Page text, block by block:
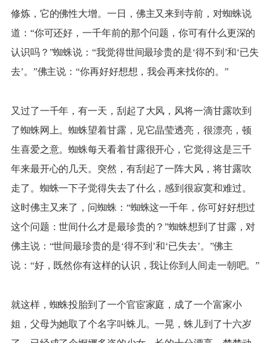
修炼，它的佛性大增。一日，佛主又来到寺前，对蜘蛛说
道：“你可还好，一千年前的那个问题，你可有什么更深的
认识吗？”蜘蛛说：“我觉得世间最珍贵的是‘得不到’和‘已失
去’。”佛主说：“你再好好想想，我会再来找你的。”
又过了一千年，有一天，刮起了大风，风将一滴甘露吹到
了蜘蛛网上。蜘蛛望着甘露，见它晶莹透亮，很漂亮，顿
生喜爱之意。蜘蛛每天看着甘露很开心，它觉得这是三千
年来最开心的几天。突然，有刮起了一阵大风，将甘露吹
走了。蜘蛛一下子觉得失去了什么，感到很寂寞和难过。
这时佛主又来了，问蜘蛛：“蜘蛛这一千年，你可好好想过
这个问题：世间什么才是最珍贵的？”蜘蛛想到了甘露，对
佛主说：“世间最珍贵的是‘得不到’和‘已失去’。”佛主
说：“好，既然你有这样的认识，我让你到人间走一朝吧。”
就这样，蜘蛛投胎到了一个官宦家庭，成了一个富家小
姐，父母为她取了个名字叫蛛儿。一晃，蛛儿到了十六岁